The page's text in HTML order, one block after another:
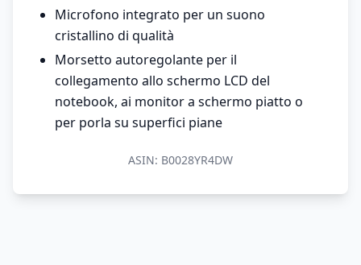
Microfono integrato per un suono
cristallino di qualità
Morsetto autoregolante per il
collegamento allo schermo LCD del
notebook, ai monitor a schermo piatto o
per porla su superfici piane
ASIN: B0028YR4DW